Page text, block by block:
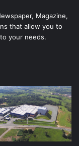
Magazine,
that allow you to
your needs.